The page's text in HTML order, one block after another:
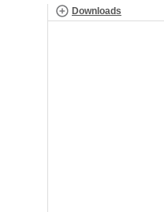
Downloads